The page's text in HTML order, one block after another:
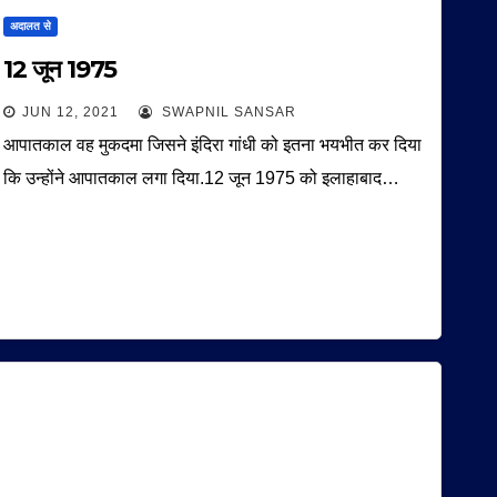
अदालत से
12 जून 1975
JUN 12, 2021 SWAPNIL SANSAR
आपातकाल वह मुकदमा जिसने इंदिरा गांधी को इतना भयभीत कर दिया
कि उन्होंने आपातकाल लगा दिया.12 जून 1975 को इलाहाबाद…